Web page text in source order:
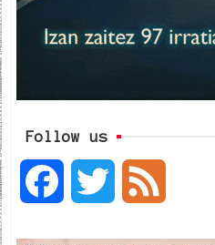
Follow us